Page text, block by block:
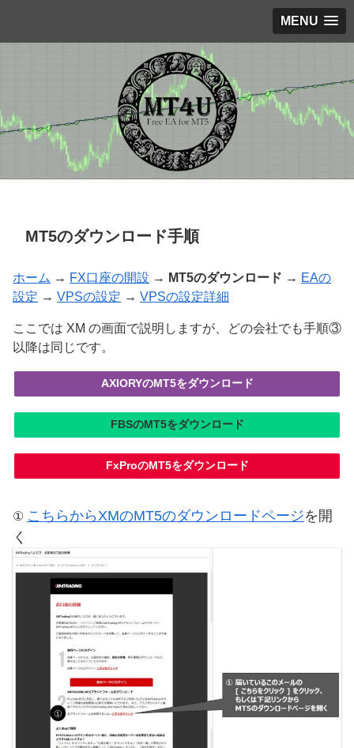
MENU
MT5のダウンロード手順
ホーム → FX口座の開設 → MT5のダウンロード → EAの
設定 → VPSの設定 → VPSの設定詳細
ここでは XM の画面で説明しますが、どの会社でも手順③
以降は同じです。
AXIORYのMT5をダウンロード
FBSのMT5をダウンロード
FxProのMT5をダウンロード
① こちらからXMのMT5のダウンロードページを開
く